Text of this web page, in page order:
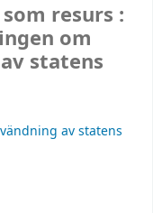
resurs :
om
statens
av statens